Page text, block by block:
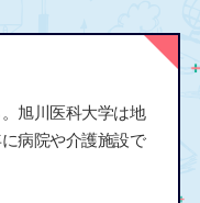
旭川医科大学は地
病院や介護施設で